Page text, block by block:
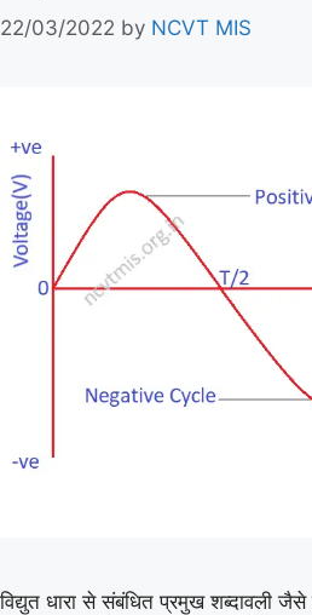
22/03/2022 by NCVT MIS
विद्युत धारा से संबंधित प्रमुख शब्दावली